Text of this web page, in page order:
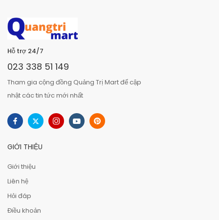
Hỗ trợ 24/7
023 338 51 149
Tham gia cộng đồng Quảng Trị Mart để cập
nhật các tin tức mới nhất
GIỚI THIỆU
Giới thiệu
Liên hệ
Hỏi đáp
Điều khoản